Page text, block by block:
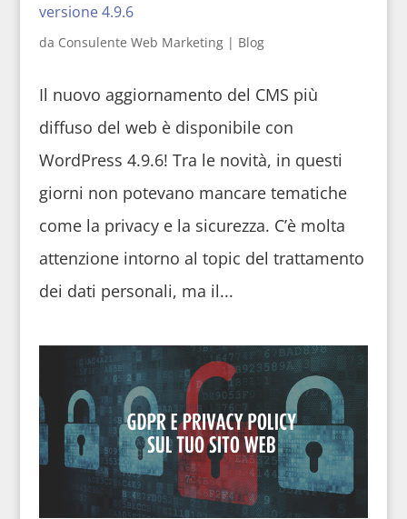
versione 4.9.6
da Consulente Web Marketing| Blog
Il nuovo aggiornamento del CMS più
diffuso del web è disponibile con
WordPress 4.9.6! Tra le novità, in questi
giorni non potevano mancare tematiche
come la privacy e la sicurezza. C’è molta
attenzione intorno al topic del trattamento
dei dati personali, ma il...